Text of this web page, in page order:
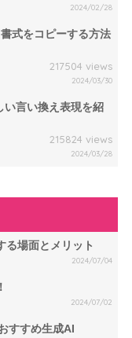
2024/02/28
式をコピーする方法
217504 views
2024/03/30
い言い換え表現を紹
215824 views
2024/03/28
る場面とメリット
2024/07/04
2024/07/02
すすめ生成AI